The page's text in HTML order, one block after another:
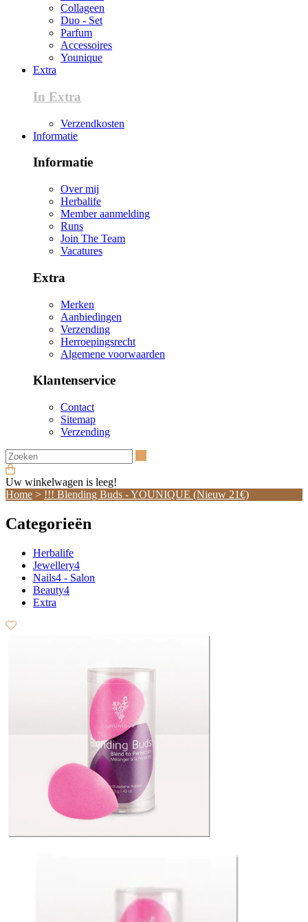
Collageen
Duo - Set
Parfum
Accessoires
Younique
Extra
In Extra
Verzendkosten
Informatie
Informatie
Over mij
Herbalife
Member aanmelding
Runs
Join The Team
Vacatures
Extra
Merken
Aanbiedingen
Verzending
Herroepingsrecht
Algemene voorwaarden
Klantenservice
Contact
Sitemap
Verzending
Uw winkelwagen is leeg!
Home > !!! Blending Buds - YOUNIQUE (Nieuw 21€)
Categorieën
Herbalife
Jewellery4
Nails4 - Salon
Beauty4
Extra